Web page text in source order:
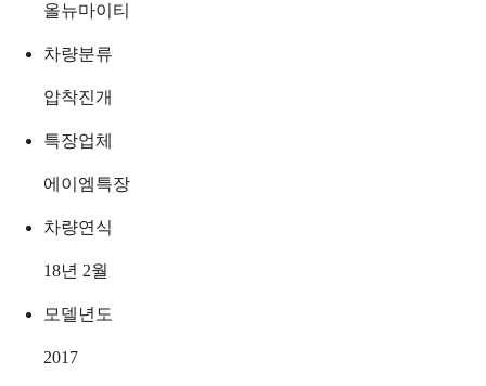
올뉴마이티
차량분류
압착진개
특장업체
에이엠특장
차량연식
18년 2월
모델년도
2017